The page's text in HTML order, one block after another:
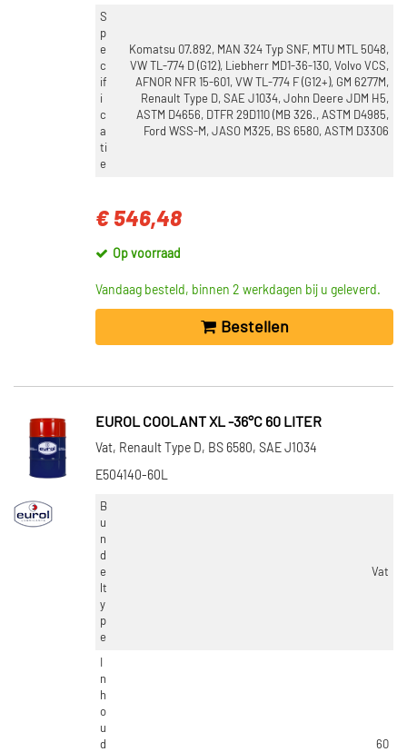
S
p
e
c
if
i
c
a
ti
e
Komatsu 07.892, MAN 324 Typ SNF, MTU MTL 5048,
VW TL-774 D (G12), Liebherr MD1-36-130, Volvo VCS,
AFNOR NFR 15-601, VW TL-774 F (G12+), GM 6277M,
Renault Type D, SAE J1034, John Deere JDM H5,
ASTM D4656, DTFR 29D110 (MB 326., ASTM D4985,
Ford WSS-M, JASO M325, BS 6580, ASTM D3306
€ 546,48
Op voorraad
Vandaag besteld, binnen 2 werkdagen bij u geleverd.
Bestellen
EUROL COOLANT XL -36°C 60 LITER
Vat, Renault Type D, BS 6580, SAE J1034
E504140-60L
B
u
n
d
e
lt
y
p
e
Vat
n
h
o
u
d
60